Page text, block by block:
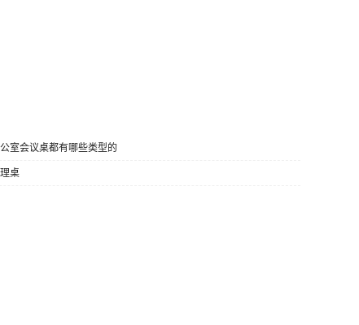
室会议桌都有哪些类型的
桌